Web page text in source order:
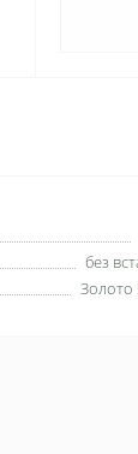
без
Золото